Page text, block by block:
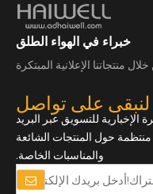
خبراء في الهواء الطلق
منتجاتنا الإعلانية المبتكرة
لنبقى على تواصل
للتسويق عبر البريد
حول المنتجات الشائعة
والمناسبات الخاصة.